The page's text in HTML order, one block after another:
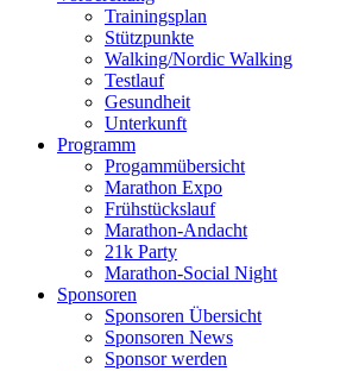
Trainingsplan
Stützpunkte
Walking/Nordic Walking
Testlauf
Gesundheit
Unterkunft
Programm
Progammübersicht
Marathon Expo
Frühstückslauf
Marathon-Andacht
21k Party
Marathon-Social Night
Sponsoren
Sponsoren Übersicht
Sponsoren News
Sponsor werden